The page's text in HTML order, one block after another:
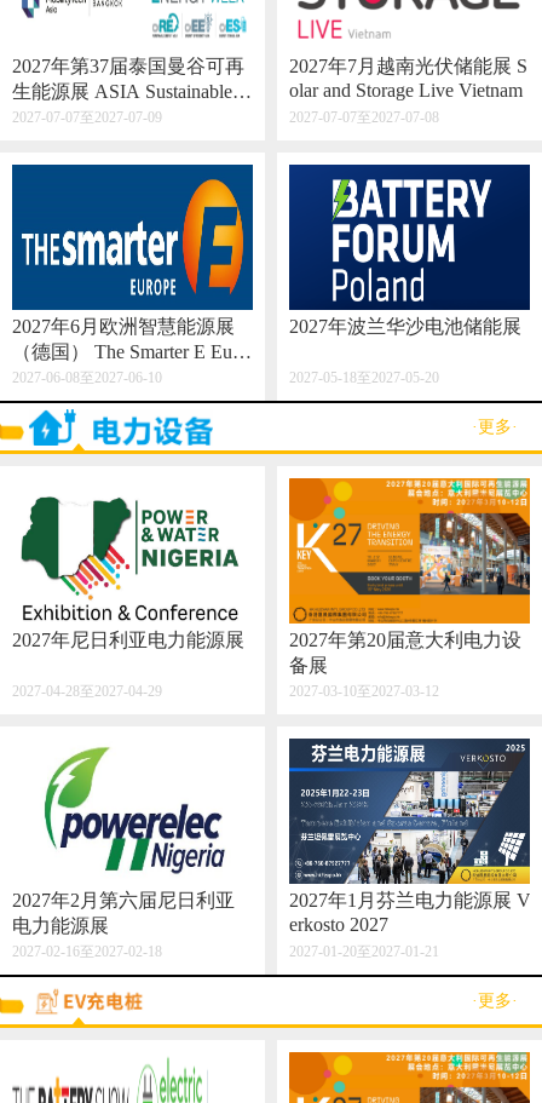
2027年第37届泰国曼谷可再
生能源展 ASIA Sustainable E
nergy Week
2027-07-07至2027-07-09
2027年7月越南光伏储能展 S
olar and Storage Live Vietnam
2027-07-07至2027-07-08
2027年6月欧洲智慧能源展
（德国） The Smarter E Euro
pe 2027
2027-06-08至2027-06-10
2027年波兰华沙电池储能展
2027-05-18至2027-05-20
·更多·
2027年尼日利亚电力能源展
2027-04-28至2027-04-29
2027年第20届意大利电力设
备展
2027-03-10至2027-03-12
2027年2月第六届尼日利亚
电力能源展
2027-02-16至2027-02-18
2027年1月芬兰电力能源展 V
erkosto 2027
2027-01-20至2027-01-21
·更多·